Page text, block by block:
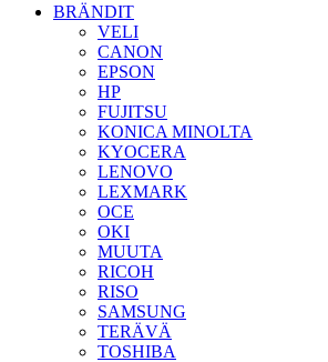
BRÄNDIT
VELI
CANON
EPSON
HP
FUJITSU
KONICA MINOLTA
KYOCERA
LENOVO
LEXMARK
OCE
OKI
MUUTA
RICOH
RISO
SAMSUNG
TERÄVÄ
TOSHIBA